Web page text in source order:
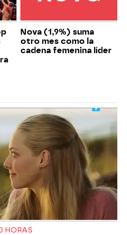
Nova (1,9%) suma
otro mes como la
cadena femenina líder
HORAS